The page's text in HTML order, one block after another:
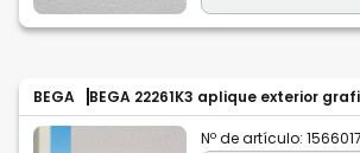
BEGA BEGA 22261K3 aplique exterior
Nº de artículo: 1566017